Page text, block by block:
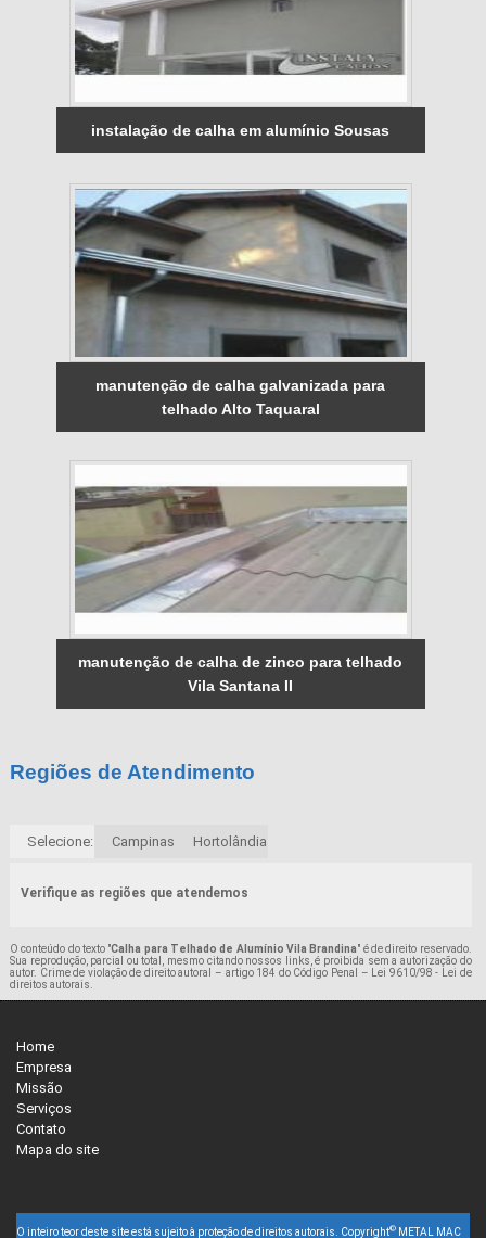
instalação de calha em alumínio Sousas
manutenção de calha galvanizada para
telhado Alto Taquaral
manutenção de calha de zinco para telhado
Vila Santana II
Regiões de Atendimento
Selecione: Campinas Hortolândia
Verifique as regiões que atendemos
O conteúdo do texto "Calha para Telhado de Alumínio Vila Brandina" é de direito reservado.
Sua reprodução, parcial ou total, mesmo citando nossos links, é proibida sem a autorização do
autor. Crime de violação de direito autoral – artigo 184 do Código Penal – Lei 9610/98 - Lei de
direitos autorais.
Home
Empresa
Missão
Serviços
Contato
Mapa do site
O inteiro teor deste site está sujeito à proteção de direitos autorais. Copyright© METAL MAC